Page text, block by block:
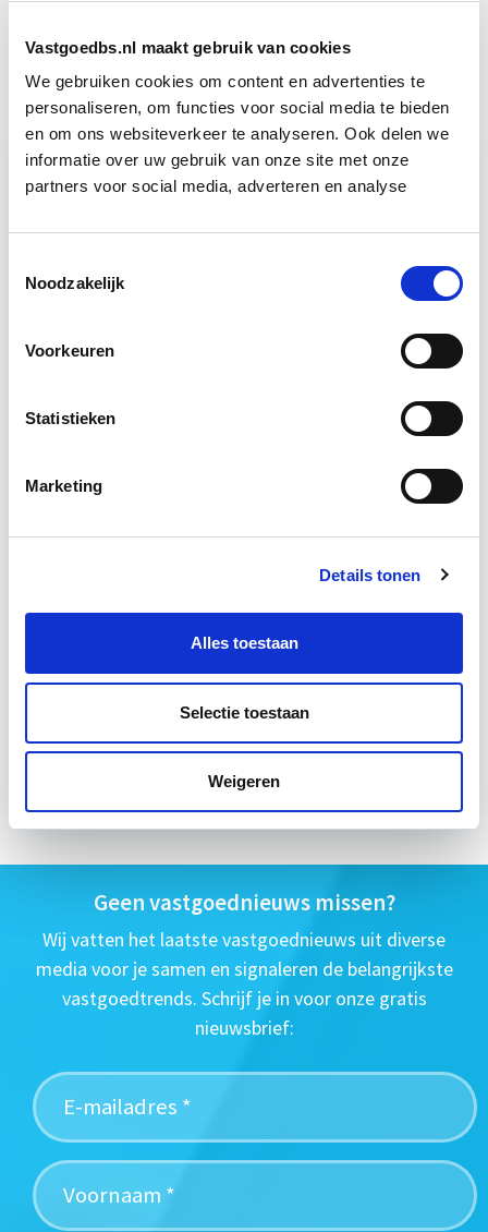
Vastgoedbs.nl maakt gebruik van cookies
We gebruiken cookies om content en advertenties te
personaliseren, om functies voor social media te bieden
en om ons websiteverkeer te analyseren. Ook delen we
informatie over uw gebruik van onze site met onze
partners voor social media, adverteren en analyse
Noodzakelijk
Voorkeuren
Statistieken
Marketing
Details tonen
Alles toestaan
Selectie toestaan
Weigeren
Projectontwikkeling
10 sep
Relevant bij dit artikel
verbeteren. De belangrijkste trends in vastgoed
Eerstvolgende startdatum
Meer informatie
Geen vastgoednieuws missen?
Wij vatten het laatste vastgoednieuws uit diverse
media voor je samen en signaleren de belangrijkste
vastgoedtrends. Schrijf je in voor onze gratis
nieuwsbrief: